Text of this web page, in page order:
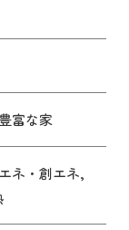
富な家
ネ・創エネ,